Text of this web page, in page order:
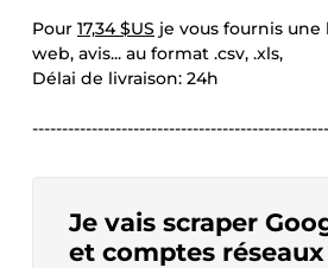
Pour 17,34 $US je vous fournis une
web, avis... au format .csv, .xls,
Délai de livraison: 24h
Je vais scraper
et comptes